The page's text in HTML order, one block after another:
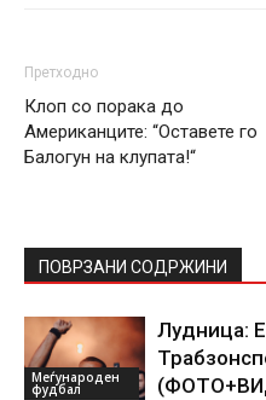
Претходно
Клоп со порака до
Американците: “Оставете го
Балогун на клупата!“
ПОВРЗАНИ СОДРЖИНИ
Меѓународен
фудбал
Лудница: